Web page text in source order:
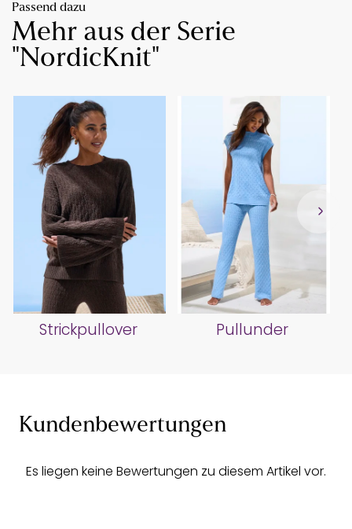
Passend dazu
Mehr aus der Serie
"NordicKnit"
Strickpullover Pullunder
Kundenbewertungen
Es liegen keine Bewertungen zu diesem Artikel vor.